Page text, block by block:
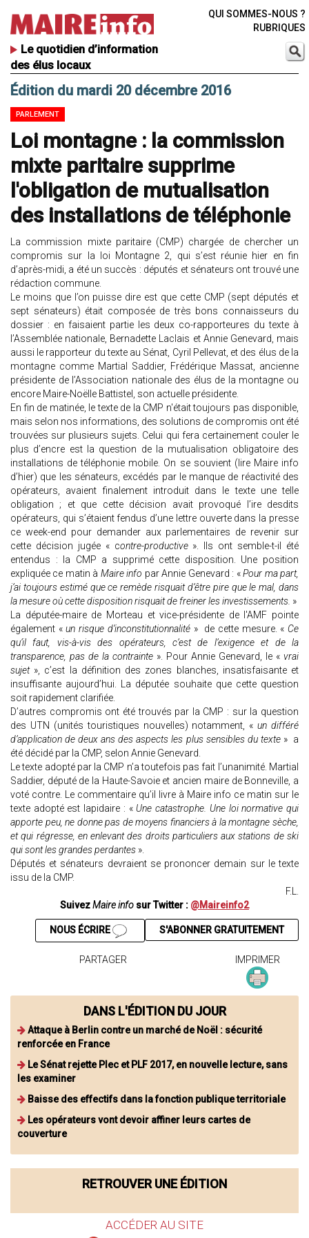
Le quotidien d’information
des élus locaux
QUI SOMMES-NOUS ?
RUBRIQUES
Édition du mardi 20 décembre 2016
PARLEMENT
Loi montagne : la commission
mixte paritaire supprime
l'obligation de mutualisation
des installations de téléphonie
La commission mixte paritaire (CMP) chargée de chercher un
compromis sur la loi Montagne 2, qui s’est réunie hier en fin
d’après-midi, a été un succès : députés et sénateurs ont trouvé une
rédaction commune.
Le moins que l’on puisse dire est que cette CMP (sept députés et
sept sénateurs) était composée de très bons connaisseurs du
dossier : en faisaient partie les deux co-rapporteures du texte à
l’Assemblée nationale, Bernadette Laclais et Annie Genevard, mais
aussi le rapporteur du texte au Sénat, Cyril Pellevat, et des élus de la
montagne comme Martial Saddier, Frédérique Massat, ancienne
présidente de l’Association nationale des élus de la montagne ou
encore Maire-Noëlle Battistel, son actuelle présidente.
En fin de matinée, le texte de la CMP n'était toujours pas disponible,
mais selon nos informations, des solutions de compromis ont été
trouvées sur plusieurs sujets. Celui qui fera certainement couler le
plus d’encre est la question de la mutualisation obligatoire des
installations de téléphonie mobile. On se souvient (lire Maire info
d’hier) que les sénateurs, excédés par le manque de réactivité des
opérateurs, avaient finalement introduit dans le texte une telle
obligation ; et que cette décision avait provoqué l’ire desdits
opérateurs, qui s’étaient fendus d’une lettre ouverte dans la presse
ce week-end pour demander aux parlementaires de revenir sur
cette décision jugée « contre-productive». Ils ont semble-t-il été
entendus : la CMP a supprimé cette disposition. Une position
expliquée ce matin à Maire info par Annie Genevard : «Pour ma part,
j’ai toujours estimé que ce remède risquait d’être pire que le mal, dans
la mesure où cette disposition risquait de freiner les investissements. »
La députée-maire de Morteau et vice-présidente de l'AMF pointe
également «un risque d’inconstitutionnalité» de cette mesure. « Ce
qu’il faut, vis-à-vis des opérateurs, c’est de l’exigence et de la
transparence, pas de la contrainte ». Pour Annie Genevard, le « vrai
sujet», c’est la définition des zones blanches, insatisfaisante et
insuffisante aujourd’hui. La députée souhaite que cette question
soit rapidement clarifiée.
D’autres compromis ont été trouvés par la CMP : sur la question
des UTN (unités touristiques nouvelles) notamment, «un différé
d’application de deux ans des aspects les plus sensibles du texte» a
été décidé par la CMP, selon Annie Genevard.
Le texte adopté par la CMP n’a toutefois pas fait l’unanimité. Martial
Saddier, député de la Haute-Savoie et ancien maire de Bonneville, a
voté contre. Le commentaire qu’il livre à Maire info ce matin sur le
texte adopté est lapidaire : « Une catastrophe. Une loi normative qui
apporte peu, ne donne pas de moyens financiers à la montagne sèche,
et qui régresse, en enlevant des droits particuliers aux stations de ski
qui sont les grandes perdantes ».
Députés et sénateurs devraient se prononcer demain sur le texte
issu de la CMP.
F.L.
SuivezMaire info sur Twitter : @Maireinfo2
S'ABONNER GRATUITEMENT
NOUS ÉCRIRE
PARTAGER IMPRIMER
DANS L'ÉDITION DU JOUR
Attaque à Berlin contre un marché de Noël : sécurité
renforcée en France
Le Sénat rejette Plec et PLF 2017, en nouvelle lecture, sans
les examiner
Baisse des effectifs dans la fonction publique territoriale
Les opérateurs vont devoir affiner leurs cartes de
couverture
RETROUVER UNE ÉDITION
ACCÉDER AU SITE